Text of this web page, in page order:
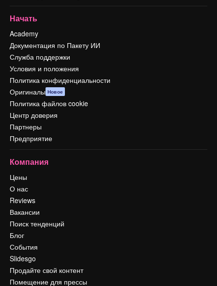
Начать
Academy
Документация по Пакету ИИ
Служба поддержки
Условия и положения
Политика конфиденциальности
Оригиналы Новое
Политика файлов cookie
Центр доверия
Партнеры
Предприятие
Компания
Цены
О нас
Reviews
Вакансии
Поиск тенденций
Блог
События
Slidesgo
Продайте свой контент
Помещение для прессы